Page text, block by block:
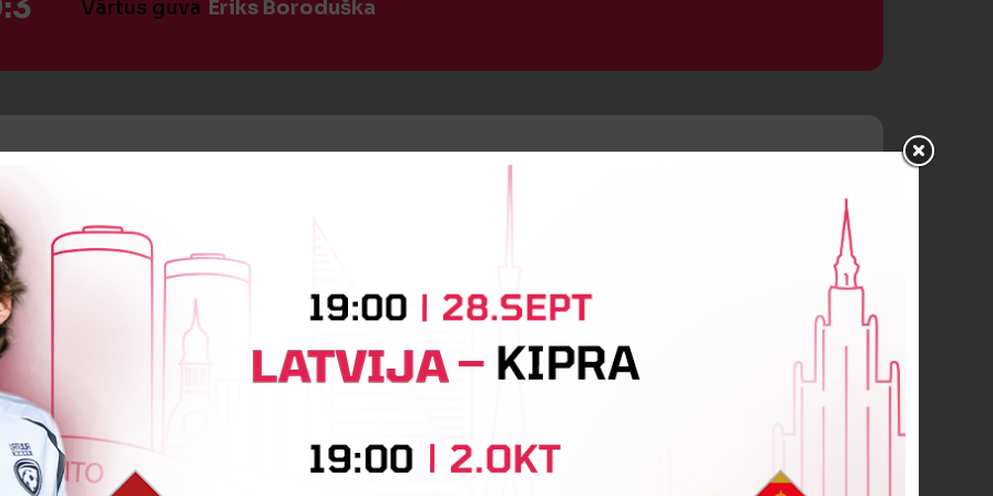
Vārtus guva Ēriks Boroduška
Carl Mihhelsen Bjorn Bahh Bjarlihamar